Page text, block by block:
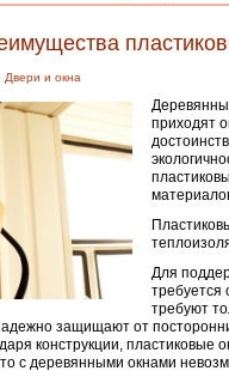
Двери и окна
приходят
Для
требуется
требуют
защищают от
конструкции, пластиковые
с деревянными окнами